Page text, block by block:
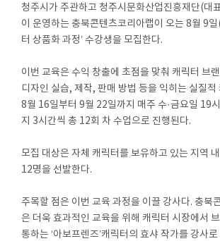
청주시가 주관하고 청주시문화산업진흥재단(대
이 운영하는 충북콘텐츠코리아랩이 오는 8월 9일
터 상품화 과정’ 수강생을 모집한다.
이번 교육은 수익 창출에 초점을 맞춰 캐릭터 브
디자인 실습, 제작, 판매 방법 등을 익히는 실질적
8월 16일부터 9월 22일까지 매주 수·금요일 19
지 3시간씩 총 12회 차 수업으로 진행된다.
모집 대상은 자체 캐릭터를 보유하고 있는 지역
12명을 선발한다.
주목할 점은 이번 교육 과정을 이끌 강사다. 충북
은 더욱 효과적인 교육을 위해 캐릭터 시장에서
통하는 ‘아보프렌즈’캐릭터의 효샤 작가를 강사